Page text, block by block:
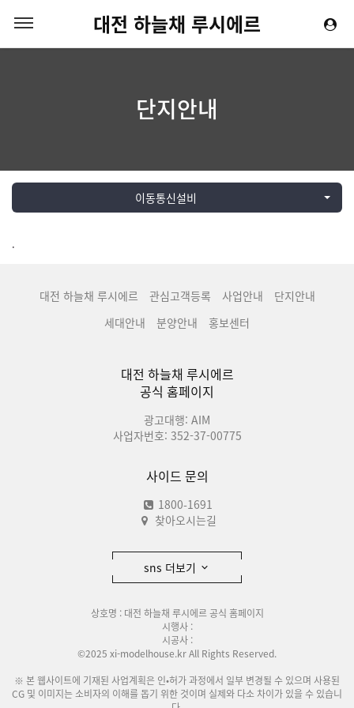
대전 하늘채 루시에르
단지안내
이동통신설비
.
대전 하늘채 루시에르 관심고객등록 사업안내
단지안내
세대안내
분양안내 홍보센터
대전 하늘채 루시에르
공식 홈페이지
광고대행: AIM
사업자번호: 352-37-00775
사이드 문의
1800-1691
찾아오시는길
sns 더보기
상호명 : 대전 하늘채 루시에르 공식 홈페이지
시행사 :
시공사 :
©2025 xi-modelhouse.kr All Rights Reserved.
※ 본 웹사이트에 기재된 사업계획은 인•허가 과정에서 일부 변경될 수 있으며 사용된
CG 및 이미지는 소비자의 이해를 돕기 위한 것이며 실제와 다소 차이가 있을 수 있습니